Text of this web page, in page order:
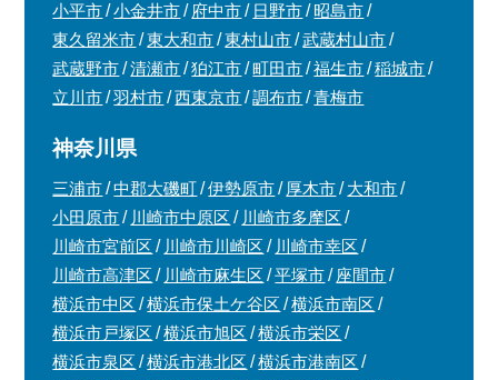
小平市
小金井市 府中市 日野市
昭島市
東久留米市
東大和市 東村山市
武蔵村山市
武蔵野市
清瀬市 狛江市 町田市 福生市
稲城市
立川市
羽村市 西東京市 調布市 青梅市
神奈川県
三浦市 中郡大磯町 伊勢原市 厚木市
大和市
小田原市
川崎市中原区
川崎市多摩区
川崎市宮前区
川崎市川崎区
川崎市幸区
川崎市高津区
川崎市麻生区 平塚市
座間市
横浜市中区
横浜市保土ケ谷区
横浜市南区
横浜市戸塚区
横浜市旭区
横浜市栄区
横浜市泉区
横浜市港北区
横浜市港南区